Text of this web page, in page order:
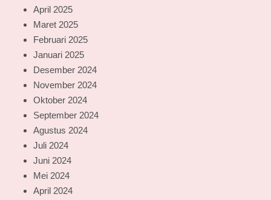
April 2025
Maret 2025
Februari 2025
Januari 2025
Desember 2024
November 2024
Oktober 2024
September 2024
Agustus 2024
Juli 2024
Juni 2024
Mei 2024
April 2024